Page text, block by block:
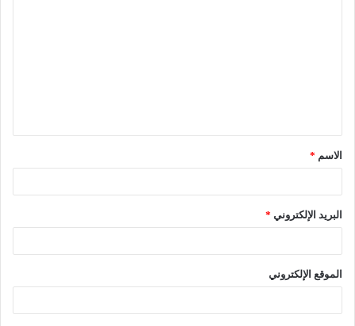
ق
*
الاسم *
البريد الإلكتروني *
الموقع الإلكتروني